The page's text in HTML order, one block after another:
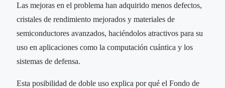
Las mejoras en el problema han adquirido menos defectos,
cristales de rendimiento mejorados y materiales de
semiconductores avanzados, haciéndolos atractivos para su
uso en aplicaciones como la computación cuántica y los
sistemas de defensa.
Esta posibilidad de doble uso explica por qué el Fondo de